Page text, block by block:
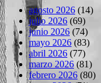
agosto 2026 (14)
julio 2026 (69)
junio 2026 (74)
mayo 2026 (83)
abril 2026 (77)
marzo 2026 (81)
febrero 2026 (80)